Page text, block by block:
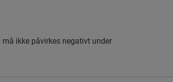
ikke påvirkes negativt under